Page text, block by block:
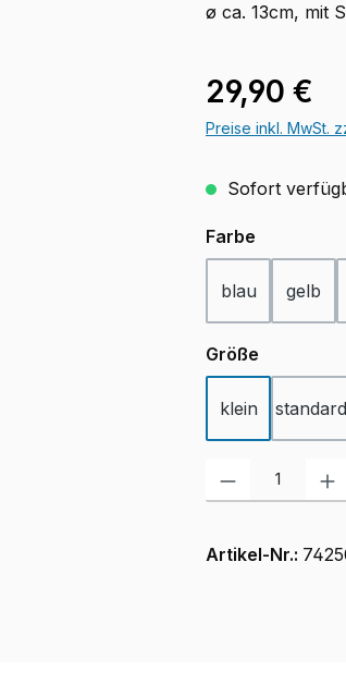
ø ca. 13cm, mit
Regulärer Preis:
29,90 €
Preise inkl. MwSt.
Sofort
Farbe
blau gelb
Größe
klein standard
Produkt Anzahl:
Artikel-Nr.: